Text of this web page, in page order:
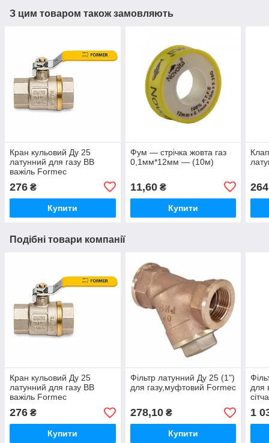
З цим товаром також замовляють
Кран кульовий Ду 25
латунний для газу ВВ
важіль Formec
276 ₴
Купити
Фум — стрічка жовта газ
0,1мм*12мм — (10м)
11,60₴
Купити
Подібні товари компанії
Кран кульовий Ду 25
латунний для газу ВВ
важіль Formec
276 ₴
Купити
Фільтр латунний Ду 25 (1")
для газу,муфтовий Formec
278,10₴
Купити
для
1